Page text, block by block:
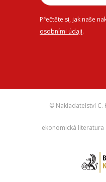
Přečtěte si, jak naše
osobními údaji.
© Nakladatelství C.
ekonomická literatura